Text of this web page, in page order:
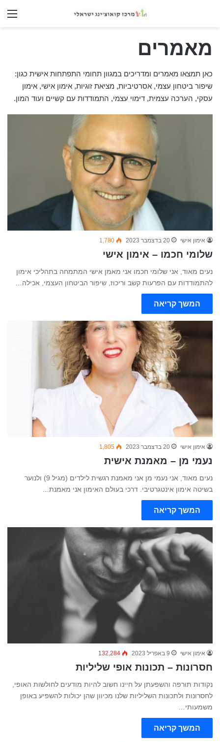
מאמרים
כאן תמצאו מאמרים ומדריכים במגוון תחומי התפתחות אישית כגון:
שיפור ביטחון עצמי, אסרטיביות, מציאת זוגיות, אימון אישי, אימון
עסקי, הערכה עצמית, דימוי עצמי, התמודדות עם קשיים ועוד המון.
אימון אישי 20 בדצמבר 2023 1,780
שלומי חכמו – אימון אישי
נעים מאוד, אני שלומי חכמו אני מאמן אישי המתמחה בתהליכי אימון
להתמודדות עם הפרעות קשב וריכוז, שיפור הביטחון העצמי, אכילה…
המשך קריאה
אימון אישי 20 בדצמבר 2023 1,805
נעמי מן – מאמנת אישית
נעים מאוד, אני נעמי מן אני מאמנת רגשית לילדים (מגיל 9) ולנוער
בשיטה אימון אינטגרטיבי. דרכי בעולם האימון אני מאמנת…
המשך קריאה
אימון אישי 9 באפריל 2023 132,284
חסרונות – תכונות אופי שליליות
נקודות תורפה והשפעתן על חיינו חשוב להיות מודעים לחולשות האופי,
לחסרונות ולתכונות השליליות שלנו מכיוון שהן יכולות להשפיע באופן
משמעותי…
המשך קריאה